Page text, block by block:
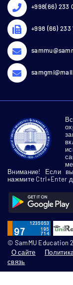
+998(66) 233
+998 (66) 233
Внимание! Если
нажмите Ctrl+Enter
© SamMU Education
О сайте
связь